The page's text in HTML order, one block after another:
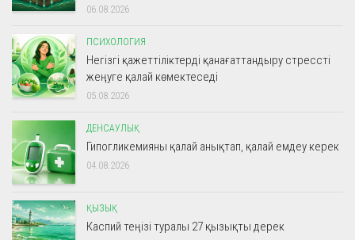
06.08.2026
ПСИХОЛОГИЯ
Негізгі қажеттіліктерді қанағаттандыру стрессті
жеңуге қалай көмектеседі
05.08.2026
ДЕНСАУЛЫҚ
Гипогликемияны қалай анықтап, қалай емдеу керек
04.08.2026
ҚЫЗЫҚ
Каспий теңізі туралы 27 қызықты дерек